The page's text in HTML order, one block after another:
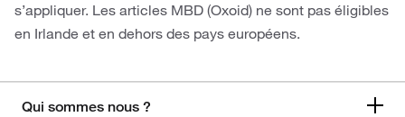
s’appliquer. Les articles MBD (Oxoid) ne sont pas éligibles
en Irlande et en dehors des pays européens.
Qui sommes nous ?